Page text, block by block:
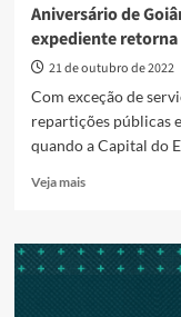
Aniversário de
expediente
21 de outubro de 2022
Com exceção de
repartições públicas
quando a Capital do
Veja maisRead
Aniversário